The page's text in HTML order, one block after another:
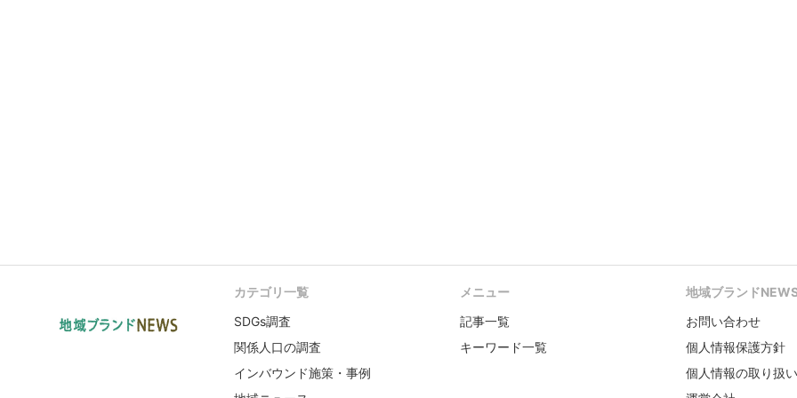
カテゴリ一覧
SDGs調査
関係人口の調査
インバウンド施策・事例
メニュー
記事一覧
キーワード一覧
地域ブランド
お問い合わせ
個人情報保護方針
個人情報の取り扱い